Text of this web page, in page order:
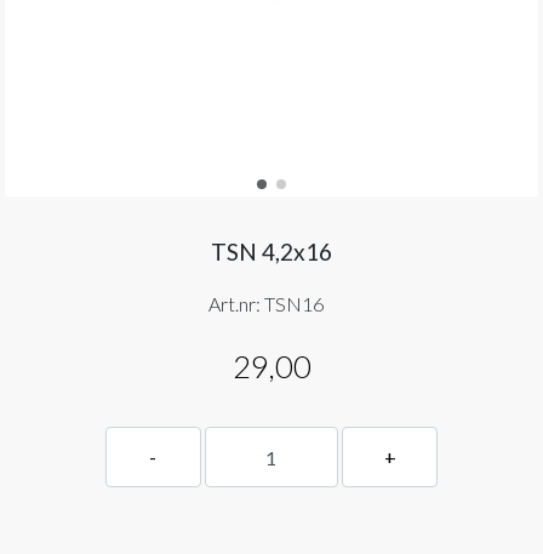
TSN 4,2x16
Art.nr: TSN16
29,00